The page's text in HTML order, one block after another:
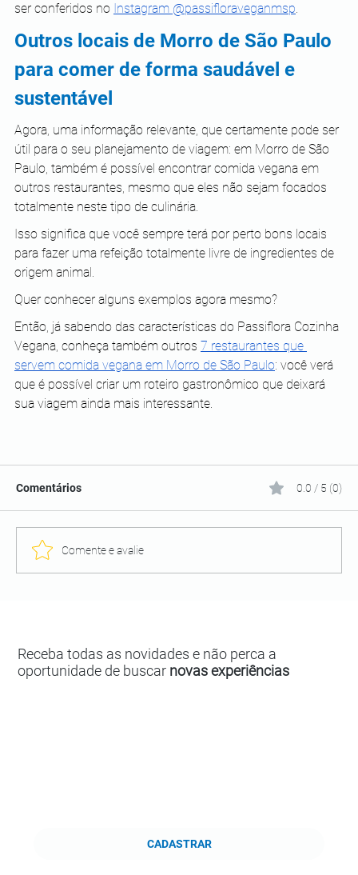
ser conferidos no Instagram @passifloraveganmsp.
Outros locais de Morro de São Paulo
para comer de forma saudável e
sustentável
Agora, uma informação relevante, que certamente pode ser
útil para o seu planejamento de viagem: em Morro de São
Paulo, também é possível encontrar comida vegana em
outros restaurantes, mesmo que eles não sejam focados
totalmente neste tipo de culinária.
Isso significa que você sempre terá por perto bons locais
para fazer uma refeição totalmente livre de ingredientes de
origem animal.
Quer conhecer alguns exemplos agora mesmo?
Então, já sabendo das características do Passiflora Cozinha
Vegana, conheça também outros 7 restaurantes que
servem comida vegana em Morro de São Paulo: você verá
que é possível criar um roteiro gastronômico que deixará
sua viagem ainda mais interessante.
Comentários 0.0 / 5 (0)
Comente e avalie
Receba todas as novidades e não perca a
oportunidade de buscar novas experiências
CADASTRAR